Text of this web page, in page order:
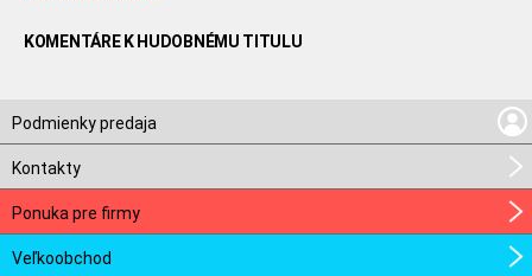
KOMENTÁRE K HUDOBNÉMU TITULU
Podmienky predaja
Kontakty
Ponuka pre firmy
Veľkoobchod